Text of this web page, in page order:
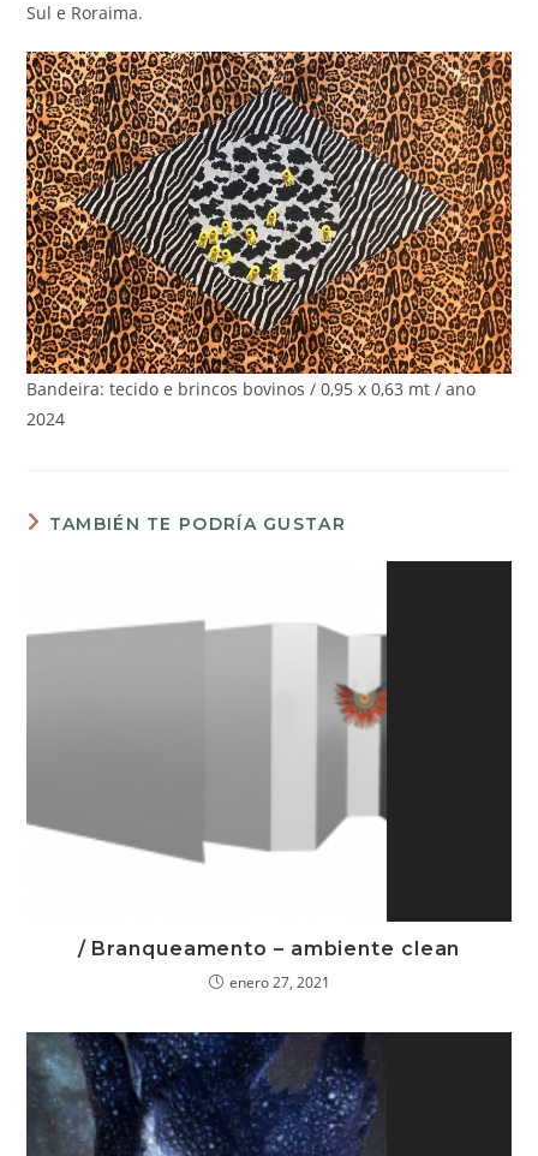
Sul e Roraima.
Bandeira: tecido e brincos bovinos / 0,95 x 0,63 mt / ano
2024
TAMBIÉN TE PODRÍA GUSTAR
/ Branqueamento – ambiente clean
enero 27, 2021